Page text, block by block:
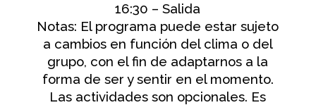
16:30 – Salida
Notas: El programa puede estar sujeto
a cambios en función del clima o del
grupo, con el fin de adaptarnos a la
forma de ser y sentir en el momento.
Las actividades son opcionales. Es